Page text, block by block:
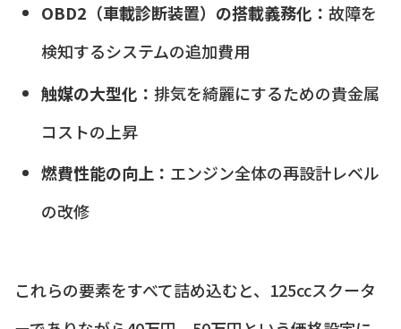
OBD2（車載診断装置）の搭載義務化： 故障を
検知するシステムの追加費用
触媒の大型化： 排気を綺麗にするための貴金属
コストの上昇
燃費性能の向上： エンジン全体の再設計レベル
の改修
これらの要素をすべて詰め込むと、125ccスクータ